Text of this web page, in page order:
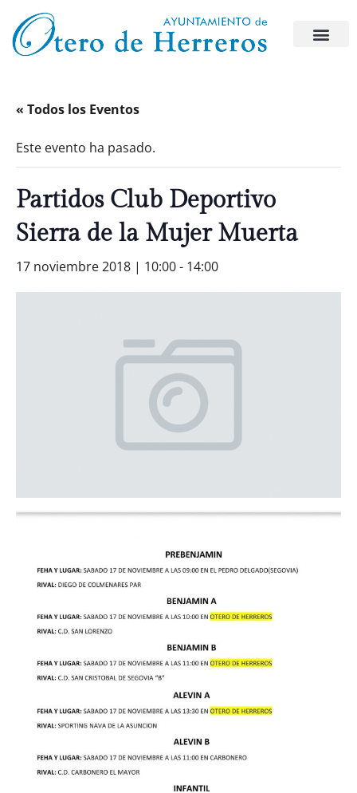
« Todos los Eventos
Este evento ha pasado.
Partidos Club Deportivo
Sierra de la Mujer Muerta
17 noviembre 2018 | 10:00- 14:00